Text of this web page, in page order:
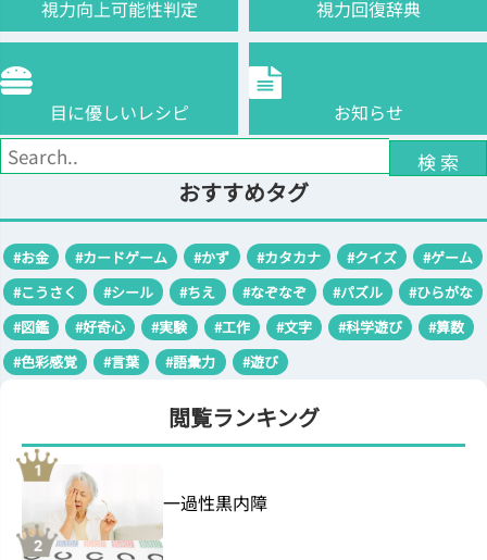
視力向上可能性判定 視力回復辞典
目に優しいレシピ お知らせ
検 索
おすすめタグ
#お金 #カードゲーム #かず #カタカナ #クイズ
#ゲーム
#こうさく
#シール #ちえ #なぞなぞ #パズル
#ひらがな
#図鑑
#好奇心 #実験 #工作 #文字 #科学遊び
#算数
#色彩感覚
#言葉 #語彙力 #遊び
閲覧ランキング
一過性黒内障